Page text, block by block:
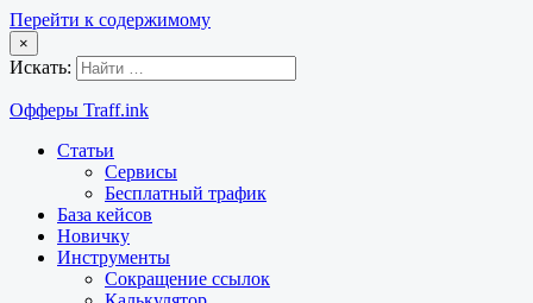
Перейти к содержимому
×
Искать:
Офферы Traff.ink
Статьи
Сервисы
Бесплатный трафик
База кейсов
Новичку
Инструменты
Сокращение ссылок